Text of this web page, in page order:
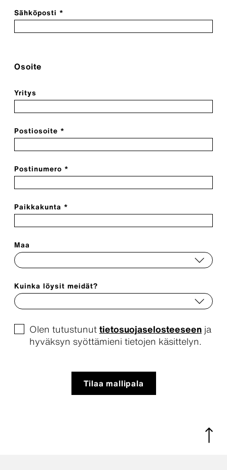
Sähköposti *
Osoite
Yritys
Postiosoite *
Postinumero *
Paikkakunta *
Maa
Kuinka löysit meidät?
Olen tutustunuttietosuojaselosteeseen ja
hyväksyn syöttämieni tietojen käsittelyn.
Tilaa mallipala